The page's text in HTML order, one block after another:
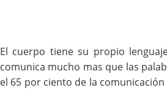
El cuerpo tiene su propio
comunica mucho mas que las
el 65 por ciento de la